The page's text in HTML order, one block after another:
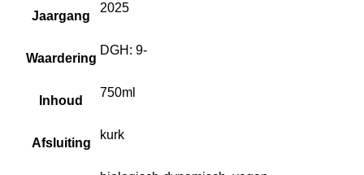
Jaargang
2025
Waardering
DGH: 9-
Inhoud
750ml
Afsluiting
kurk